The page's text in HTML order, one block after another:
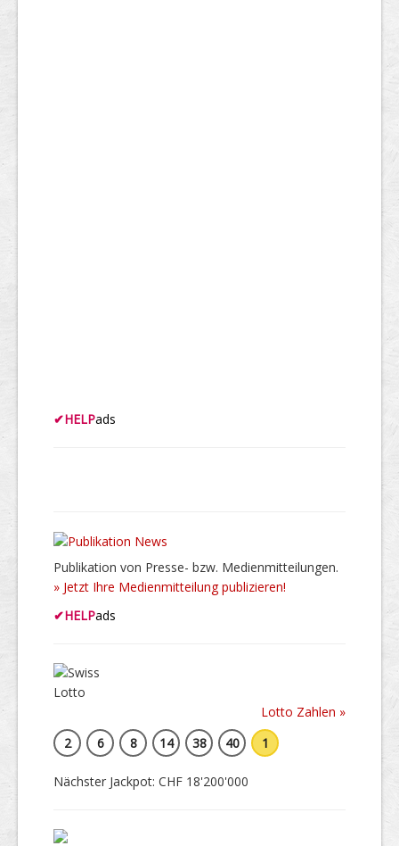
✔HELPads
Publikation von Presse- bzw. Medienmitteilungen.
» Jetzt Ihre Medienmitteilung publizieren!
✔HELPads
Lotto Zahlen »
2
6 8 14 38 40 1
Nächster Jackpot: CHF 18'200'000